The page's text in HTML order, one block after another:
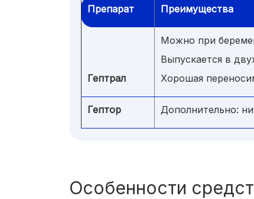
Препарат Преимущества
Гептрал
Можно при
Выпускается в
Хорошая
Гептор Дополнительно:
Особенности